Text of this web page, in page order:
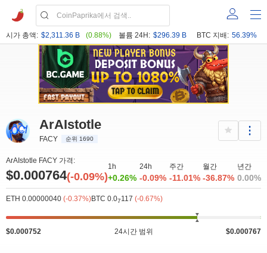
시가 총액: $2,311.36 B (0.88%) 볼륨 24H: $296.39 B BTC 지배: 56.39%
ArAIstotle
FACY 순위 1690
ArAIstotle FACY 가격:
$0.000764(-0.09%)
1h
+0.26%
24h
-0.09%
주간
-11.01%
월간
-36.87%
년간
0.00%
ETH 0.00000040 (-0.37%)BTC 0.07117 (-0.67%)
$0.000752 24시간 범위 $0.000767